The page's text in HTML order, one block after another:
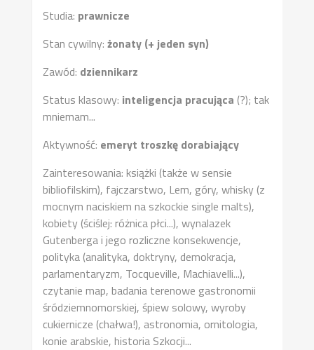
Studia: prawnicze
Stan cywilny: żonaty (+ jeden syn)
Zawód: dziennikarz
Status klasowy: inteligencja pracująca (?); tak
mniemam...
Aktywność: emeryt troszkę dorabiający
Zainteresowania: książki (także w sensie
bibliofilskim), fajczarstwo, Lem, góry, whisky (z
mocnym naciskiem na szkockie single malts),
kobiety (ściślej: różnica płci...), wynalazek
Gutenberga i jego rozliczne konsekwencje,
polityka (analityka, doktryny, demokracja,
parlamentaryzm, Tocqueville, Machiavelli...),
czytanie map, badania terenowe gastronomii
śródziemnomorskiej, śpiew solowy, wyroby
cukiernicze (chałwa!), astronomia, ornitologia,
konie arabskie, historia Szkocji...